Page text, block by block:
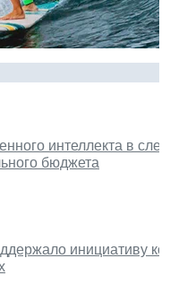
интеллекта в
бюджета
инициативу